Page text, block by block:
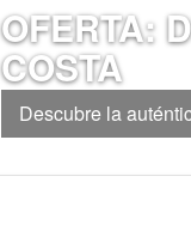
OFERTA:
COSTA
Descubre la